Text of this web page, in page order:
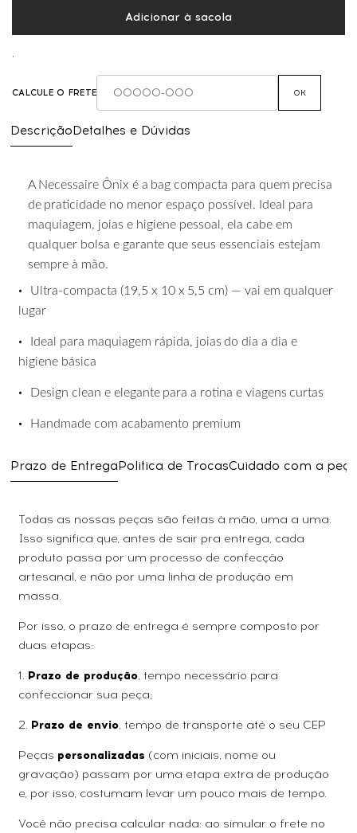
Descrição Detalhes e Dúvidas
A Necessaire Ônix é a bag compacta para quem precisa
de praticidade no menor espaço possível. Ideal para
maquiagem, joias e higiene pessoal, ela cabe em
qualquer bolsa e garante que seus essenciais estejam
sempre à mão.
• Ultra-compacta (19,5 x 10 x 5,5 cm) — vai em qualquer
lugar
• Ideal para maquiagem rápida, joias do dia a dia e
higiene básica
• Design clean e elegante para a rotina e viagens curtas
• Handmade com acabamento premium
Prazo de Entrega Politica de TrocasCuidado com a
Todas as nossas peças são feitas à mão, uma a uma.
Isso significa que, antes de sair pra entrega, cada
produto passa por um processo de confecção
artesanal, e não por uma linha de produção em
massa.
Por isso, o prazo de entrega é sempre composto por
duas etapas:
1. Prazo de produção, tempo necessário para
confeccionar sua peça;
2. Prazo de envio, tempo de transporte até o seu CEP
Peças personalizadas (com iniciais, nome ou
gravação) passam por uma etapa extra de produção
e, por isso, costumam levar um pouco mais de tempo.
Você não precisa calcular nada: ao simular o frete no
Adicionar à sacola
,
CALCULE O FRETE OK